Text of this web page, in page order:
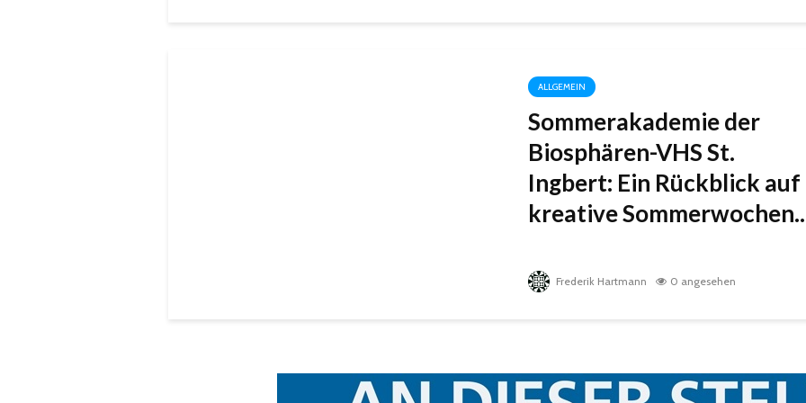
ALLGEMEIN
Sommerakademie der
Biosphären-VHS St.
Ingbert: Ein Rückblick auf
kreative
Frederik Hartmann 0 angesehen